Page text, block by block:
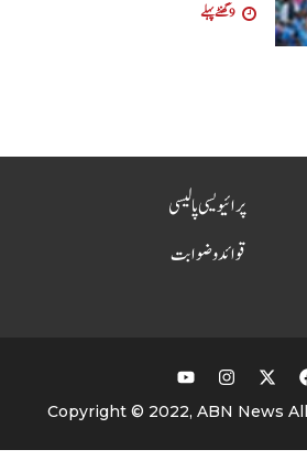
9 گھنٹے پہلے
پرائیویسی پالیسی
قوائد و ضوابت
Copyright © 2022, ABN News